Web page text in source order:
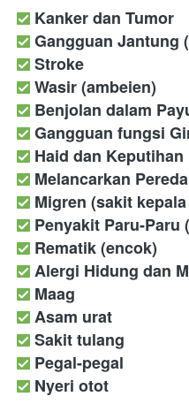
Kanker dan Tumor
Gangguan Jantung
Stroke
Wasir (ambeien)
Benjolan dalam
Gangguan fungsi
Haid dan Keputihan
Melancarkan
Migren (sakit
Penyakit Paru-Paru
Rematik (encok)
Alergi Hidung dan
Maag
Asam urat
Sakit tulang
Pegal-pegal
Nyeri otot